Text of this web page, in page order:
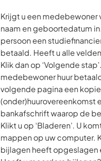
Krijgt u een medebewoner
naam en geboortedatum
persoon een
betaald. Heeft u alle
Klik dan op ‘Volgende
medebewoner huur
volgende pagina een
(onder)huurovereenkomst
bankafschrift waarop de
Klikt u op ‘Bladeren’. U
mappen op uw computer.
bijlagen heeft opgeslagen